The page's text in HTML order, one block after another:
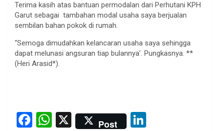
Terima kasih atas bantuan permodalan dari Perhutani KPH
Garut sebagai tambahan modal usaha saya berjualan
sembilan bahan pokok di rumah.
“Semoga dimudahkan kelancaran usaha saya sehingga
dapat melunasi angsuran tiap bulannya’. Pungkasnya. **
(Heri Arasid*).
F
W X Post